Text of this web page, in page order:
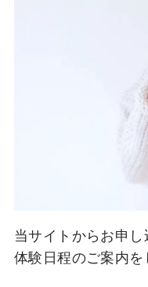
当サイトからお申し
体験日程のご案内を